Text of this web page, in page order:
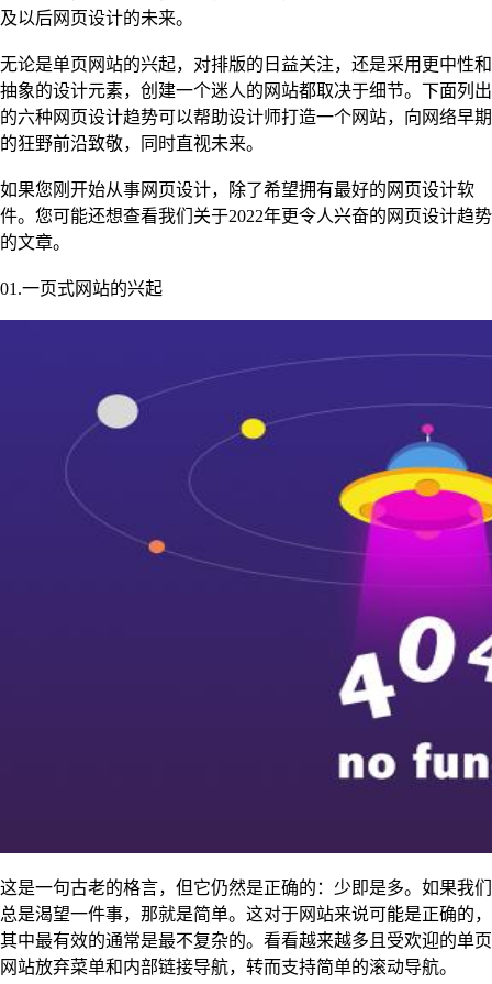
及以后网页设计的未来。
无论是单页网站的兴起，对排版的日益关注，还是采用更中性和
抽象的设计元素，创建一个迷人的网站都取决于细节。下面列出
的六种网页设计趋势可以帮助设计师打造一个网站，向网络早期
的狂野前沿致敬，同时直视未来。
如果您刚开始从事网页设计，除了希望拥有最好的网页设计软
件。您可能还想查看我们关于2022年更令人兴奋的网页设计趋势
的文章。
01.一页式网站的兴起
这是一句古老的格言，但它仍然是正确的：少即是多。如果我们
总是渴望一件事，那就是简单。这对于网站来说可能是正确的，
其中最有效的通常是最不复杂的。看看越来越多且受欢迎的单页
网站放弃菜单和内部链接导航，转而支持简单的滚动导航。